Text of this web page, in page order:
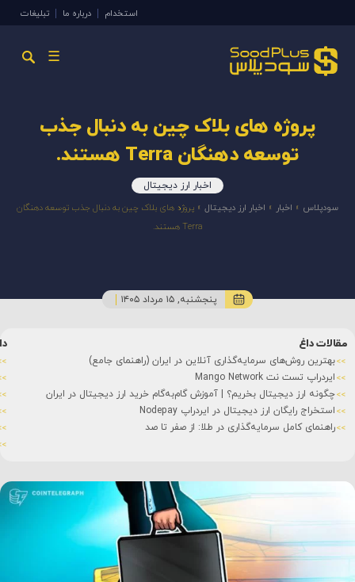
استخدام درباره ما تبلیغات
☰
پروژه های بلاک چین به دنبال جذب
توسعه دهنگان Terra هستند.
اخبار ارز دیجیتال
سودپلاس » اخبار » اخبار ارز دیجیتال » پروژه های بلاک چین به دنبال جذب توسعه دهنگان
Terra هستند.
پنجشنبه, ۱۵ مرداد ۱۴۰۵
مقالات داغ
بهترین روش‌های سرمایه‌گذاری آنلاین در ایران (راهنمای جامع)
ایردراپ تست نت Mango Network
چگونه ارز دیجیتال بخریم؟ | آموزش گام‌به‌گام خرید ارز دیجیتال در ایران
استخراج رایگان ارز دیجیتال در ایردراپ Nodepay
راهنمای کامل سرمایه‌گذاری در طلا: از صفر تا صد